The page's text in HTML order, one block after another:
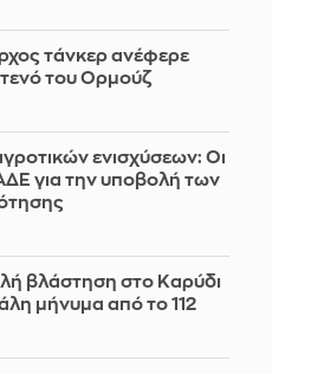
τάνκερ ανέφερε
του Ορμούζ
ενισχύσεων: Οι
για την υποβολή των
βλάστηση στο Καρύδι
μήνυμα από το 112